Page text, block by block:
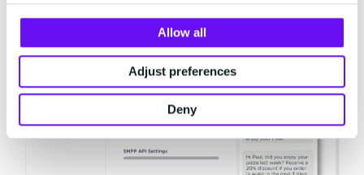
Allow all
Adjust preferences
Deny
over din samlede kommunikation.